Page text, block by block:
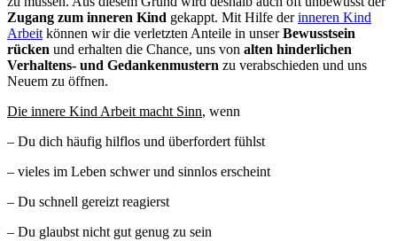
Zugang zum inneren Kind gekappt. Mit Hilfe derinneren Kind
Arbeit können wir die verletzten Anteile in unserBewusstsein
rücken und erhalten die Chance, uns von alten hinderlichen
Verhaltens- und Gedankenmustern zu verabschieden und uns
Neuem zu öffnen.
Die innere Kind Arbeit macht Sinn, wenn
– Du dich häufig hilflos und überfordert fühlst
– vieles im Leben schwer und sinnlos erscheint
– Du schnell gereizt reagierst
– Du glaubst nicht gut genug zu sein